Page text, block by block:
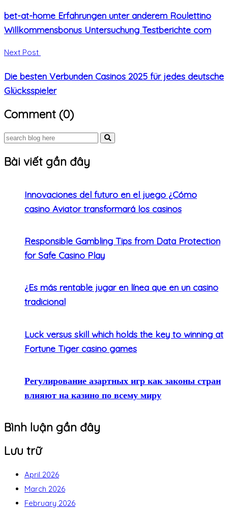
bet-at-home Erfahrungen unter anderem Roulettino
Willkommensbonus Untersuchung Testberichte com
Next Post
Die besten Verbunden Casinos 2025 für jedes deutsche
Glücksspieler
Comment (0)
Bài viết gần đây
Innovaciones del futuro en el juego ¿Cómo
casino Aviator transformará los casinos
Responsible Gambling Tips from Data Protection
for Safe Casino Play
¿Es más rentable jugar en línea que en un casino
tradicional
Luck versus skill which holds the key to winning at
Fortune Tiger casino games
Регулирование азартных игр как законы стран
влияют на казино по всему миру
Bình luận gần đây
Lưu trữ
April 2026
March 2026
February 2026